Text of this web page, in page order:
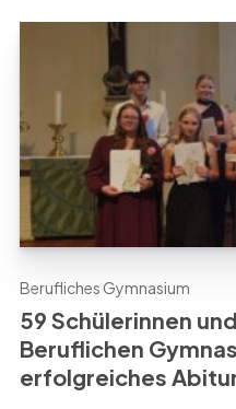
Berufliches Gymnasium
59 Schülerinnen
Beruflichen
erfolgreiches